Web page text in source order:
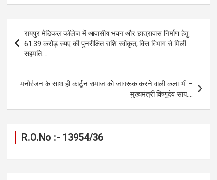
ce
o
o
k
se
g
at
s
A
p
e
a
ail py
n
ar
e
navigation
रायपुर मेडिकल कॉलेज में आवासीय भवन और छात्रावास निर्माण हेतु
61.39 करोड़ रुपए की पुनरीक्षित राशि स्वीकृत, वित्त विभाग से मिली
सहमति….
मनोरंजन के साथ ही कार्टून समाज को जागरूक करने वाली कला भी –
मुख्यमंत्री विष्णुदेव साय….
R.O.No :- 13954/36